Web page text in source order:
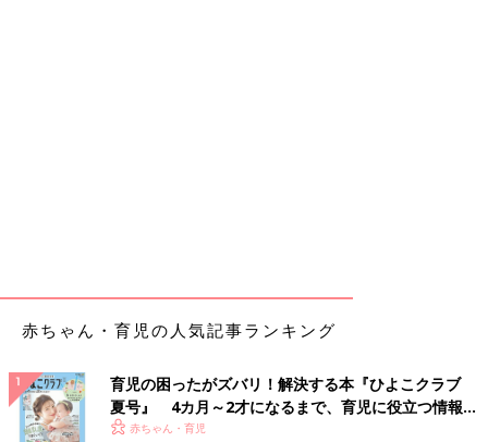
赤ちゃん・育児の人気記事ランキング
育児の困ったがズバリ！解決する本『ひよこクラブ
夏号』 4カ月～2才になるまで、育児に役立つ情報が
いっぱい！
赤ちゃん・育児